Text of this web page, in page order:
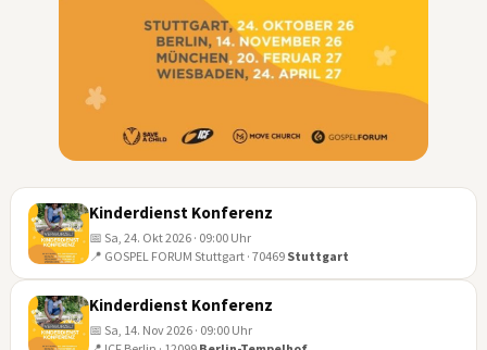
24
Kinderdienst Konferenz
📅 Sa, 24. Okt 2026 · 09:00 Uhr
📍 GOSPEL FORUM Stuttgart · 70469 Stuttgart
Kinderdienst Konferenz
📅 Sa, 14. Nov 2026 · 09:00 Uhr